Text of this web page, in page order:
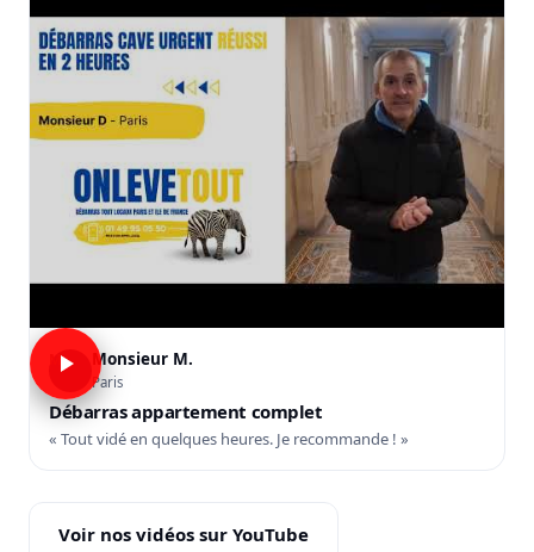
M Monsieur M.
Paris
Débarras appartement complet
« Tout vidé en quelques heures. Je recommande ! »
Voir nos vidéos sur YouTube